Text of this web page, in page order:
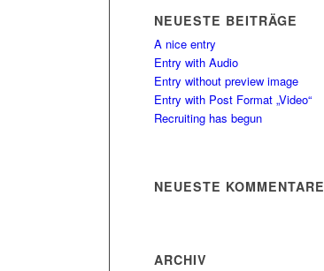
NEUESTE BEITRÄGE
A nice entry
Entry with Audio
Entry without preview image
Entry with Post Format „Video“
Recruiting has begun
NEUESTE KOMMENTARE
ARCHIV